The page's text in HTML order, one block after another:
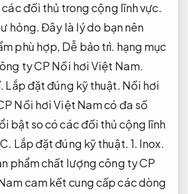
đối thủ trong cộng lĩnh vực.
hỏng.Đây là lý do bạn nên
phù hợp, Dễ bảo trì. hạng mục
ty CP Nồi hơi Việt Nam.
Lắp đặt đúng kỹ thuật. Nồi hơi
Nồi hơi Việt Nam có đa số
bật so có các đối thủ cộng lĩnh
Lắp đặt đúng kỹ thuật. 1. Inox.
phẩm chất lượng công ty CP
cam kết cung cấp các dòng